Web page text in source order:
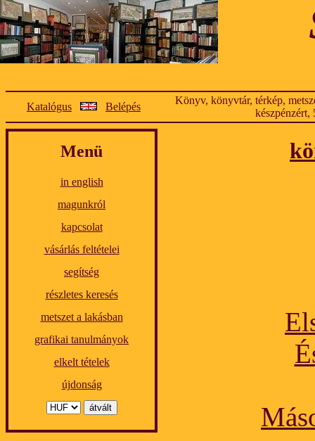
Katalógus Belépés
Könyv, könyvtár, térkép,
készpénzért,
Menü
in english
magunkról
kapcsolat
vásárlás feltételei
segítség
részletes keresés
metszet a lakásban
grafikai tanulmányok
elkelt tételek
újdonság